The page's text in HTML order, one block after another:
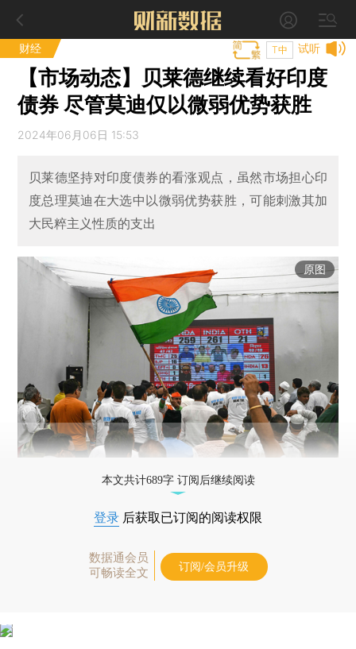
财经 试听
T中
【市场动态】贝莱德继续看好印度
债券 尽管莫迪仅以微弱优势获胜
2024年06月06日 15:53
贝莱德坚持对印度债券的看涨观点，虽然市场担心印
度总理莫迪在大选中以微弱优势获胜，可能刺激其加
大民粹主义性质的支出
原图
本文共计689字 订阅后继续阅读
登录 后获取已订阅的阅读权限
数据通会员
可畅读全文
订阅/会员升级